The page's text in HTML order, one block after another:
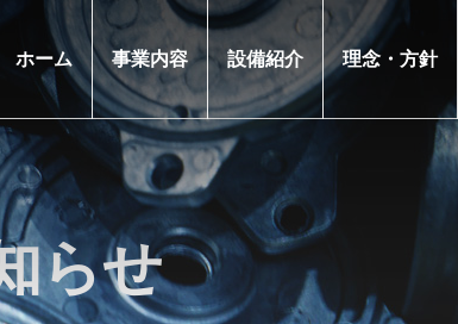
ホーム 事業内容 設備紹介 理念・方針
らせ